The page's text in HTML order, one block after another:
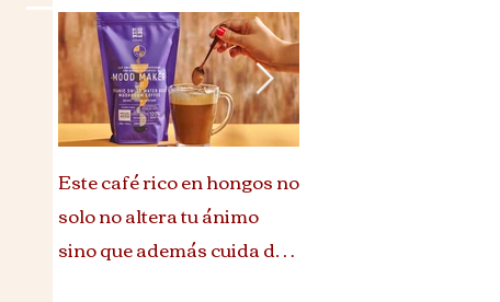
Este café rico en hongos no
solo no altera tu ánimo
sino que además cuida de